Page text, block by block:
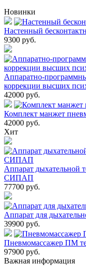
Новинки
Настенный
9300 руб.
Аппаратно-
коррекции высших
42000 руб.
Комплект манжет
42000 руб.
Хит
Аппарат дыхательной
СИПАП
77700 руб.
Аппарат для
39900 руб.
Пневмомассажер ПМ
97900 руб.
Важная информация